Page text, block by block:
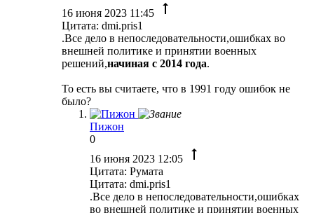
16 июня 2023 11:45
Цитата: dmi.pris1
.Все дело в непоследовательности,ошибках во
внешней политике и принятии военных
решений,начиная с 2014 года.
То есть вы считаете, что в 1991 году ошибок не
было?
Пижон
0
16 июня 2023 12:05
Цитата: Румaтa
Цитата: dmi.pris1
.Все дело в непоследовательности,ошибках
во внешней политике и принятии военных